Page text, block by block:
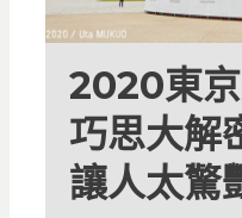
2020東
巧思大解
讓人太驚